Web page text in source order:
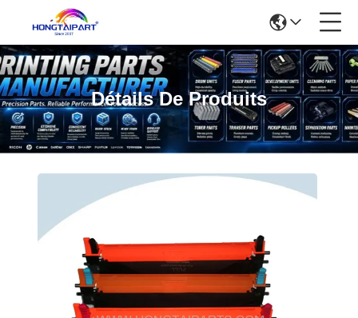
Détails De Produits